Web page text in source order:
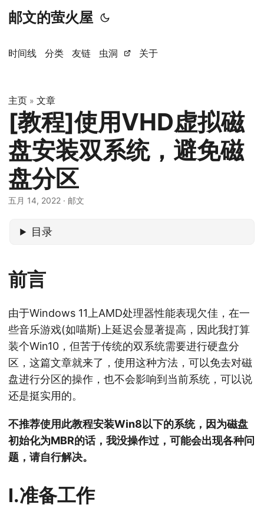
邮文的萤火屋
时间线 分类 友链 虫洞 关于
主页 » 文章
[教程]使用VHD虚拟磁
盘安装双系统，避免磁
盘分区
五月 14, 2022 · 邮文
目录
前言
由于Windows 11上AMD处理器性能表现欠佳，在一
些音乐游戏(如喵斯)上延迟会显著提高，因此我打算
装个Win10，但苦于传统的双系统需要进行硬盘分
区，这篇文章就来了，使用这种方法，可以免去对磁
盘进行分区的操作，也不会影响到当前系统，可以说
还是挺实用的。
不推荐使用此教程安装Win8以下的系统，因为磁盘
初始化为MBR的话，我没操作过，可能会出现各种问
题，请自行解决。
I.准备工作